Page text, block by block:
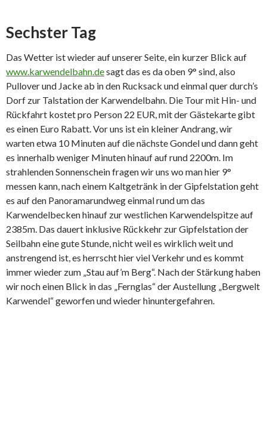
Sechster Tag
Das Wetter ist wieder auf unserer Seite, ein kurzer Blick auf
www.karwendelbahn.desagt das es da oben 9° sind, also
Pullover und Jacke ab in den Rucksack und einmal quer durch’s
Dorf zur Talstation der Karwendelbahn. Die Tour mit Hin- und
Rückfahrt kostet pro Person 22 EUR, mit der Gästekarte gibt
es einen Euro Rabatt. Vor uns ist ein kleiner Andrang, wir
warten etwa 10 Minuten auf die nächste Gondel und dann geht
es innerhalb weniger Minuten hinauf auf rund 2200m. Im
strahlenden Sonnenschein fragen wir uns wo man hier 9°
messen kann, nach einem Kaltgetränk in der Gipfelstation geht
es auf den Panoramarundweg einmal rund um das
Karwendelbecken hinauf zur westlichen Karwendelspitze auf
2385m. Das dauert inklusive Rückkehr zur Gipfelstation der
Seilbahn eine gute Stunde, nicht weil es wirklich weit und
anstrengend ist, es herrscht hier viel Verkehr und es kommt
immer wieder zum „Stau auf’m Berg“. Nach der Stärkung haben
wir noch einen Blick in das „Fernglas“ der Austellung „Bergwelt
Karwendel“ geworfen und wieder hinuntergefahren.